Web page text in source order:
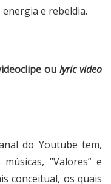
energia e rebeldia.
oulyric video
do Youtube tem,
“Valores” e
conceitual, os quais